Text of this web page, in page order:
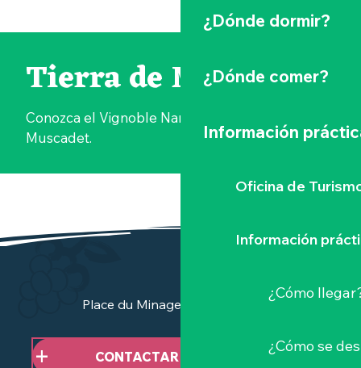
¿Dónde dormir?
¿Dónde comer?
Información
Oficina de
Información
¿Cómo
¿Cómo se
Tierra de Muscadet
Conozca el Vignoble Nantais, la cuna del
Muscadet.
Place du Minage - 44190 Clisson
CONTACTAR CON NOSOTROS